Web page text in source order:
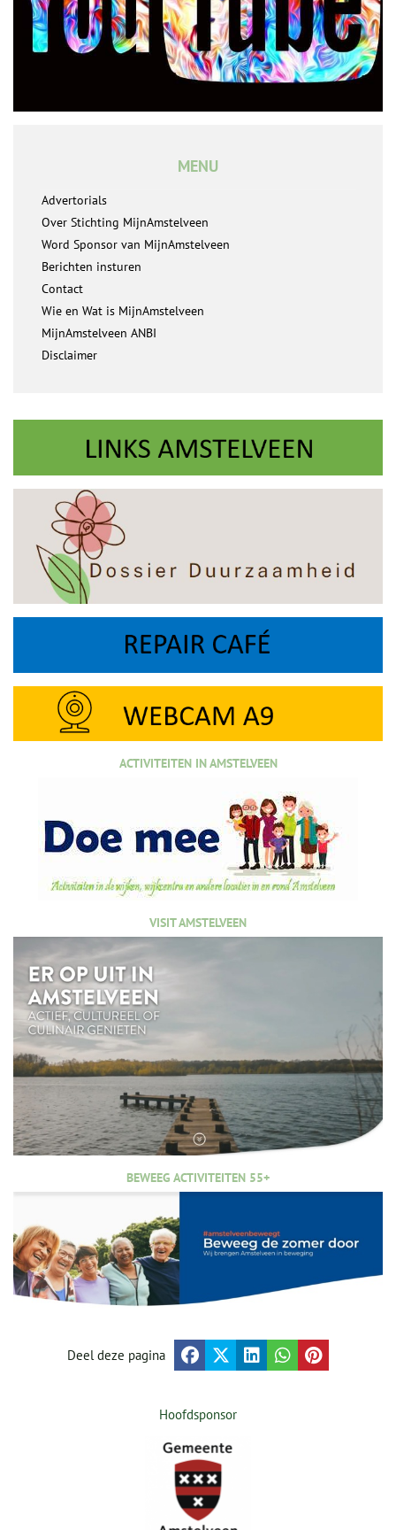
MENU
Advertorials
Over Stichting MijnAmstelveen
Word Sponsor van MijnAmstelveen
Berichten insturen
Contact
Wie en Wat is MijnAmstelveen
MijnAmstelveen ANBI
Disclaimer
ACTIVITEITEN IN AMSTELVEEN
VISIT AMSTELVEEN
BEWEEG ACTIVITEITEN 55+
Deel deze pagina
Hoofdsponsor